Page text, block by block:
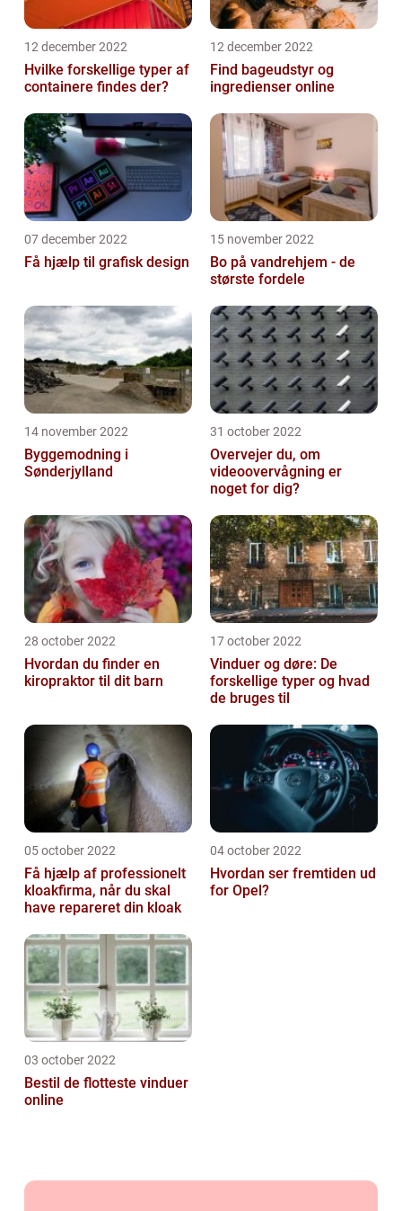
12 december 2022
Hvilke forskellige typer af
containere findes der?
12 december 2022
Find bageudstyr og
ingredienser online
07 december 2022
Få hjælp til grafisk design
15 november 2022
Bo på vandrehjem - de
største fordele
14 november 2022
Byggemodning i
Sønderjylland
31 october 2022
Overvejer du, om
videoovervågning er
noget for dig?
28 october 2022
Hvordan du finder en
kiropraktor til dit barn
17 october 2022
Vinduer og døre: De
forskellige typer og hvad
de bruges til
05 october 2022
Få hjælp af professionelt
kloakfirma, når du skal
have repareret din kloak
04 october 2022
Hvordan ser fremtiden ud
for Opel?
03 october 2022
Bestil de flotteste vinduer
online